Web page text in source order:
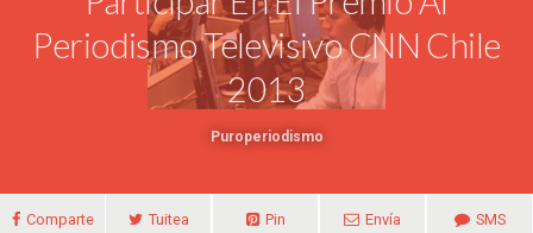
Periodismo Televisivo CNN Chile
2013
Puroperiodismo
Comparte Tuitea Pin Envía SMS